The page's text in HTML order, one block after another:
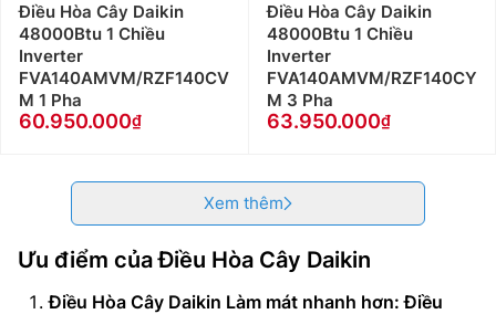
Điều Hòa Cây Daikin
48000Btu 1 Chiều
Inverter
FVA140AMVM/RZF140CV
M 1 Pha
60.950.000
Điều Hòa Cây Daikin
48000Btu 1 Chiều
Inverter
FVA140AMVM/RZF140CY
M 3 Pha
63.950.000
Xem thêm
Ưu điểm củaĐiều Hòa Cây Daikin
Điều Hòa Cây Daikin Làm mát nhanh hơn: Điều